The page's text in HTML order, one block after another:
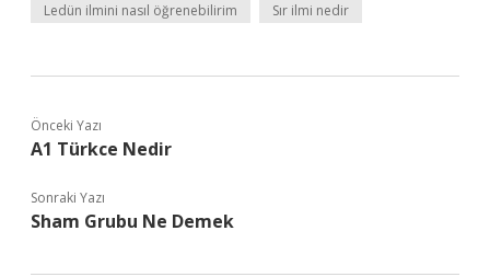
Ledün ilmini nasıl öğrenebilirim Sır ilmi nedir
Önceki Yazı
A1 Türkce Nedir
Sonraki Yazı
Sham Grubu Ne Demek